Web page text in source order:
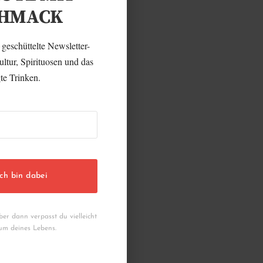
DER
READ MORE
Newsletter-
Spirituosen und das
Trinken.
bin dabei
dann verpasst du vielleicht
deines Lebens.